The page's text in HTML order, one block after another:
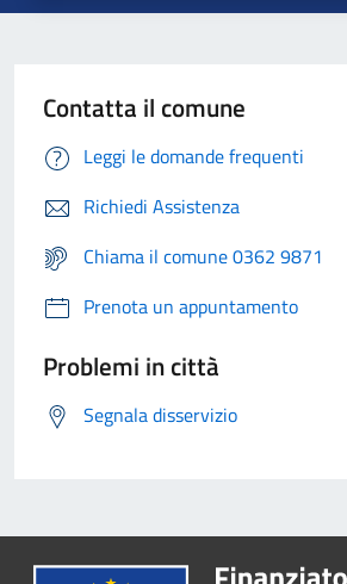
Contatta il comune
Leggi le domande frequenti
Richiedi Assistenza
Chiama il comune 0362 9871
Prenota un appuntamento
Problemi in città
Segnala disservizio